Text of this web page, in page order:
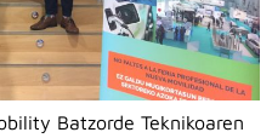
Batzorde Teknikoaren